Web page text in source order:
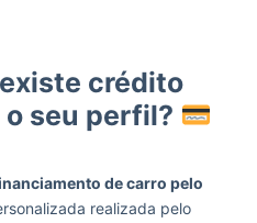
crédito
seu perfil?
de carro pelo
realizada pelo